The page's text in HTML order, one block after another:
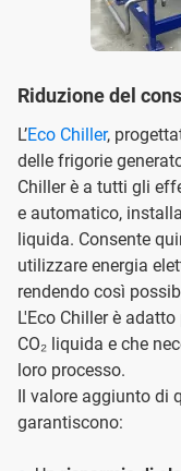
Riduzione del
L’Eco Chiller,
delle frigorie
Chiller è a tutti gli
e automatico,
liquida. Consente
utilizzare energia
rendendo così
L'Eco Chiller è
CO₂ liquida e che
loro processo.
Il valore aggiunto di
garantiscono: